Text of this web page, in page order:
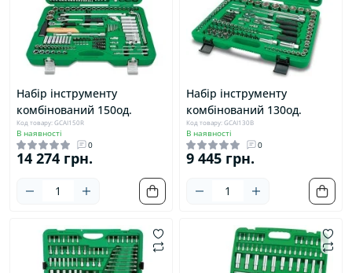
Набір інструменту
комбінований 150од.
Код товару: GCAI150R
В наявності
0
14 274 грн.
Набір інструменту
комбінований 130од.
Код товару: GCAI130B
В наявності
0
9 445 грн.